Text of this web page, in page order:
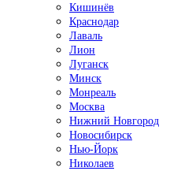
Кишинёв
Краснодар
Лаваль
Лион
Луганск
Минск
Монреаль
Москва
Нижний Новгород
Новосибирск
Нью-Йорк
Николаев